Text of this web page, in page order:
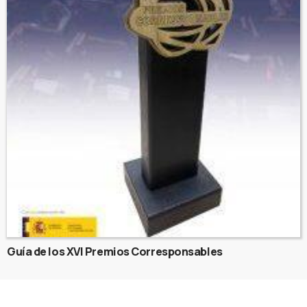
Guía de los XVI Premios Corresponsables